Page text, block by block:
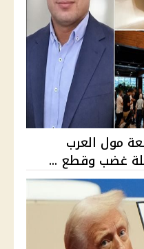
مول العرب
غضب وقطع ...